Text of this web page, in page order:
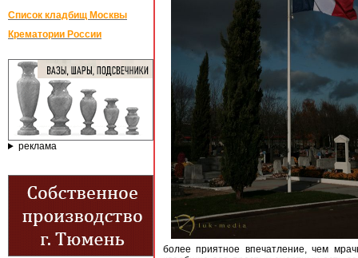
Список кладбищ Москвы
Крематории России
реклама
более приятное впечатление, чем